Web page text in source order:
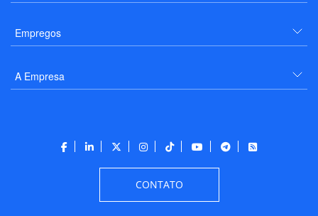
Empregos
A Empresa
CONTATO